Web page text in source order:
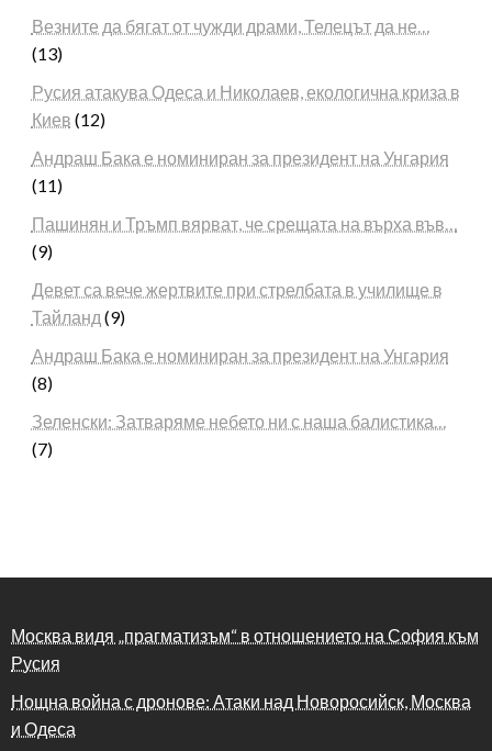
Везните да бягат от чужди драми, Телецът да не…
(13)
Русия атакува Одеса и Николаев, екологична криза в
Киев (12)
Андраш Бака е номиниран за президент на Унгария
(11)
Пашинян и Тръмп вярват, че срещата на върха във…
(9)
Девет са вече жертвите при стрелбата в училище в
Тайланд (9)
Андраш Бака е номиниран за президент на Унгария
(8)
Зеленски: Затваряме небето ни с наша балистика…
(7)
Москва видя „прагматизъм“ в отношението на София към
Русия
Нощна война с дронове: Атаки над Новоросийск, Москва
и Одеса